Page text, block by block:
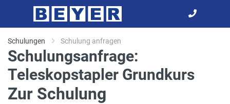
Schulungen Schulung anfragen
Schulungsanfrage:
Teleskopstapler Grundkurs
Zur Schulung